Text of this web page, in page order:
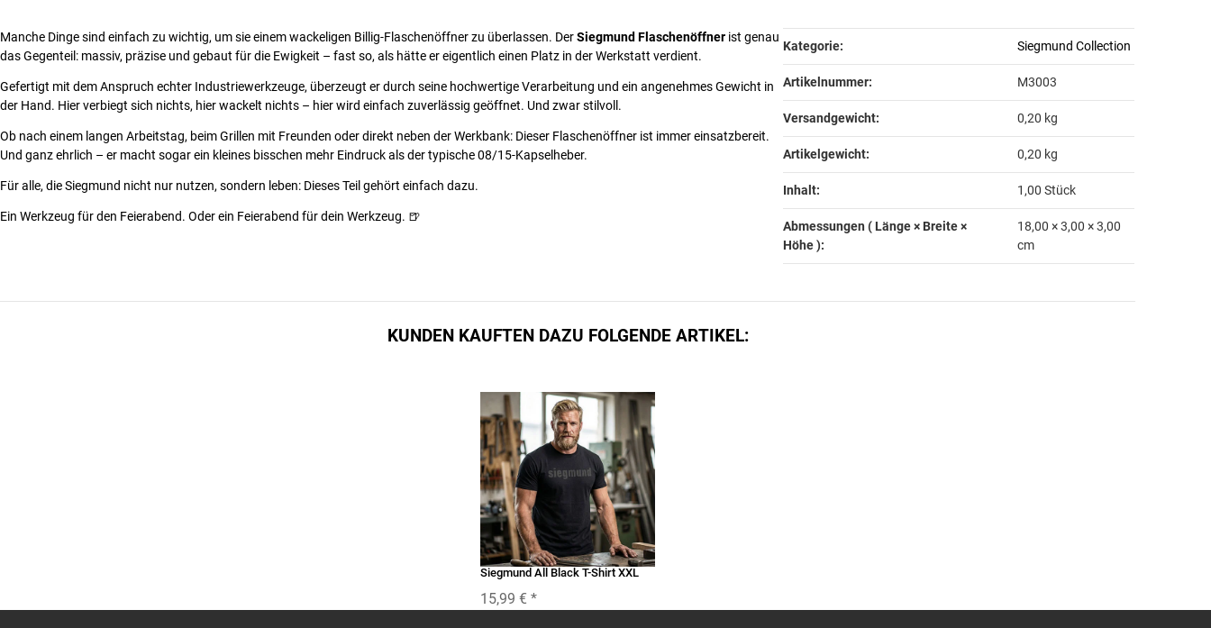
Manche Dinge sind einfach zu wichtig, um sie einem wackeligen Billig-Flaschenöffner zu überlassen. DerSiegmund Flaschenöffner ist genau
das Gegenteil: massiv, präzise und gebaut für die Ewigkeit – fast so, als hätte er eigentlich einen Platz in der Werkstatt verdient.
Gefertigt mit dem Anspruch echter Industriewerkzeuge, überzeugt er durch seine hochwertige Verarbeitung und ein angenehmes Gewicht in
der Hand. Hier verbiegt sich nichts, hier wackelt nichts – hier wird einfach zuverlässig geöffnet. Und zwar stilvoll.
Ob nach einem langen Arbeitstag, beim Grillen mit Freunden oder direkt neben der Werkbank: Dieser Flaschenöffner ist immer einsatzbereit.
Und ganz ehrlich – er macht sogar ein kleines bisschen mehr Eindruck als der typische 08/15-Kapselheber.
Für alle, die Siegmund nicht nur nutzen, sondern leben: Dieses Teil gehört einfach dazu.
Ein Werkzeug für den Feierabend. Oder ein Feierabend für dein Werkzeug. 🍺
Produkteigenschaft
Wert
Kategorie: Siegmund Collection
Artikelnummer: M3003
Versandgewicht‍: 0,20 kg
Artikelgewicht‍: 0,20 kg
Inhalt‍: 1,00 Stück
Abmessungen ( Länge × Breite ×
Höhe )‍:
18,00 × 3,00 × 3,00
cm
KUNDEN KAUFTEN DAZU FOLGENDE ARTIKEL:
Siegmund All Black T-Shirt XXL
15,99 € *